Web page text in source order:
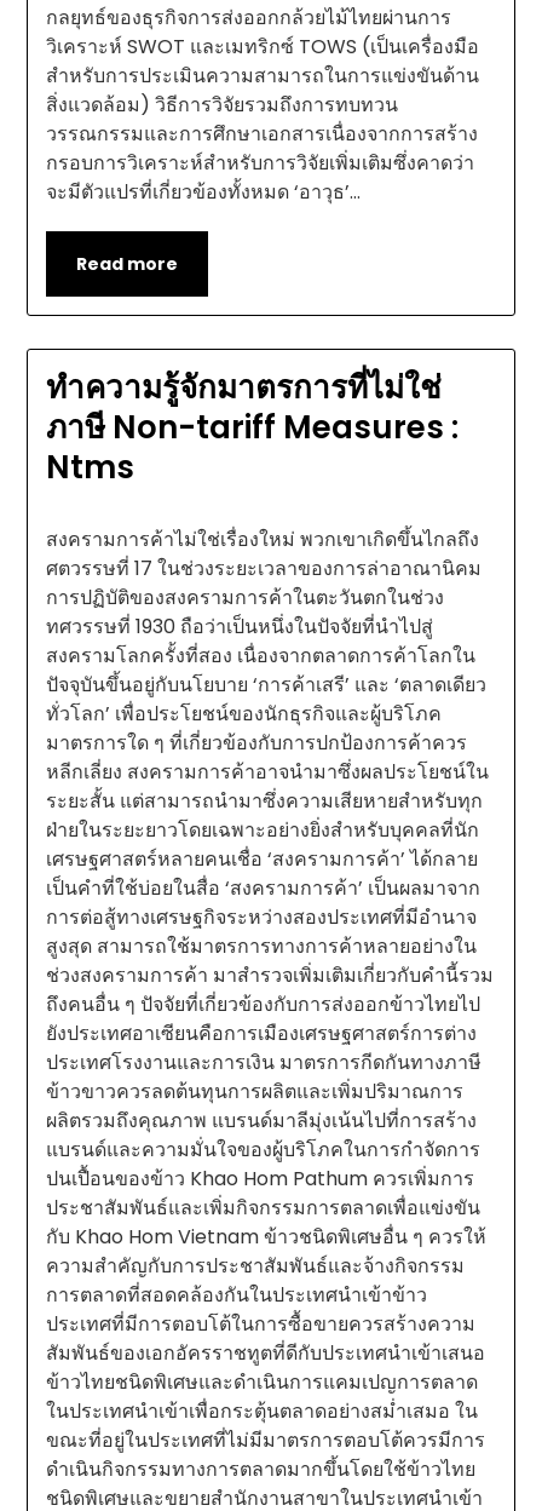
กลยุทธ์ของธุรกิจการส่งออกกล้วยไม้ไทยผ่านการ
วิเคราะห์ SWOT และเมทริกซ์ TOWS (เป็นเครื่องมือ
สำหรับการประเมินความสามารถในการแข่งขันด้าน
สิ่งแวดล้อม) วิธีการวิจัยรวมถึงการทบทวน
วรรณกรรมและการศึกษาเอกสารเนื่องจากการสร้าง
กรอบการวิเคราะห์สำหรับการวิจัยเพิ่มเติมซึ่งคาดว่า
จะมีตัวแปรที่เกี่ยวข้องทั้งหมด ‘อาวุธ’…
Read more
ทำความรู้จักมาตรการที่ไม่ใช่
ภาษี Non-tariff Measures :
Ntms
สงครามการค้าไม่ใช่เรื่องใหม่ พวกเขาเกิดขึ้นไกลถึง
ศตวรรษที่ 17 ในช่วงระยะเวลาของการล่าอาณานิคม
การปฏิบัติของสงครามการค้าในตะวันตกในช่วง
ทศวรรษที่ 1930 ถือว่าเป็นหนึ่งในปัจจัยที่นำไปสู่
สงครามโลกครั้งที่สอง เนื่องจากตลาดการค้าโลกใน
ปัจจุบันขึ้นอยู่กับนโยบาย ‘การค้าเสรี’ และ ‘ตลาดเดียว
ทั่วโลก’ เพื่อประโยชน์ของนักธุรกิจและผู้บริโภค
มาตรการใด ๆ ที่เกี่ยวข้องกับการปกป้องการค้าควร
หลีกเลี่ยง สงครามการค้าอาจนำมาซึ่งผลประโยชน์ใน
ระยะสั้น แต่สามารถนำมาซึ่งความเสียหายสำหรับทุก
ฝ่ายในระยะยาวโดยเฉพาะอย่างยิ่งสำหรับบุคคลที่นัก
เศรษฐศาสตร์หลายคนเชื่อ ‘สงครามการค้า’ ได้กลาย
เป็นคำที่ใช้บ่อยในสื่อ ‘สงครามการค้า’ เป็นผลมาจาก
การต่อสู้ทางเศรษฐกิจระหว่างสองประเทศที่มีอำนาจ
สูงสุด สามารถใช้มาตรการทางการค้าหลายอย่างใน
ช่วงสงครามการค้า มาสำรวจเพิ่มเติมเกี่ยวกับคำนี้รวม
ถึงคนอื่น ๆ ปัจจัยที่เกี่ยวข้องกับการส่งออกข้าวไทยไป
ยังประเทศอาเซียนคือการเมืองเศรษฐศาสตร์การต่าง
ประเทศโรงงานและการเงิน มาตรการกีดกันทางภาษี
ข้าวขาวควรลดต้นทุนการผลิตและเพิ่มปริมาณการ
ผลิตรวมถึงคุณภาพ แบรนด์มาลีมุ่งเน้นไปที่การสร้าง
แบรนด์และความมั่นใจของผู้บริโภคในการกำจัดการ
ปนเปื้อนของข้าว Khao Hom Pathum ควรเพิ่มการ
ประชาสัมพันธ์และเพิ่มกิจกรรมการตลาดเพื่อแข่งขัน
กับ Khao Hom Vietnam ข้าวชนิดพิเศษอื่น ๆ ควรให้
ความสำคัญกับการประชาสัมพันธ์และจ้างกิจกรรม
การตลาดที่สอดคล้องกันในประเทศนำเข้าข้าว
ประเทศที่มีการตอบโต้ในการซื้อขายควรสร้างความ
สัมพันธ์ของเอกอัครราชทูตที่ดีกับประเทศนำเข้าเสนอ
ข้าวไทยชนิดพิเศษและดำเนินการแคมเปญการตลาด
ในประเทศนำเข้าเพื่อกระตุ้นตลาดอย่างสม่ำเสมอ ใน
ขณะที่อยู่ในประเทศที่ไม่มีมาตรการตอบโต้ควรมีการ
ดำเนินกิจกรรมทางการตลาดมากขึ้นโดยใช้ข้าวไทย
ชนิดพิเศษและขยายสำนักงานสาขาในประเทศนำเข้า